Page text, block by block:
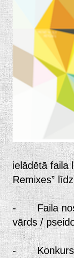
ielādētā faila
Remixes”
- Faila
vārds /
- Konkursa